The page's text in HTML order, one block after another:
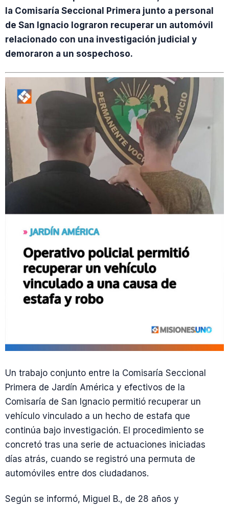
la Comisaría Seccional Primera junto a personal
de San Ignacio lograron recuperar un automóvil
relacionado con una investigación judicial y
demoraron a un sospechoso.
Un trabajo conjunto entre la Comisaría Seccional
Primera de Jardín América y efectivos de la
Comisaría de San Ignacio permitió recuperar un
vehículo vinculado a un hecho de estafa que
continúa bajo investigación. El procedimiento se
concretó tras una serie de actuaciones iniciadas
días atrás, cuando se registró una permuta de
automóviles entre dos ciudadanos.
Según se informó, Miguel B., de 28 años y